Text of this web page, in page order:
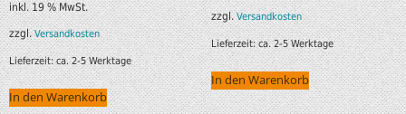
inkl. 19 % MwSt.
zzgl.Versandkosten
Lieferzeit:ca. 2-5 Werktage
In den Warenkorb
zzgl.Versandkosten
Lieferzeit:ca. 2-5 Werktage
In den Warenkorb